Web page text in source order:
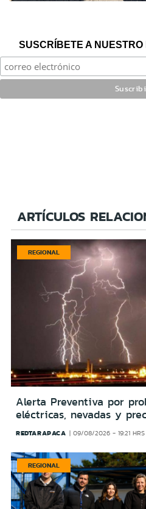
SUSCRÍBETE A
ARTÍCULOS
REGIONAL
Alerta Preventiva por
eléctricas, nevadas y
REDTARAPACA 09/08/2026 - 19:21 HRS
REGIONAL